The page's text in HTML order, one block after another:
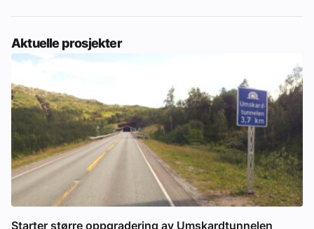
Aktuelle prosjekter
Starter større oppgradering av Umskardtunnelen